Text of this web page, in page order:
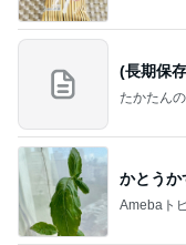
(長期保
たかたん
かとうか
Amebaト